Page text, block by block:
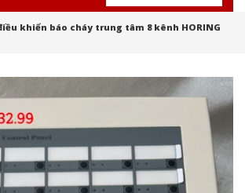
khiển báo cháy trung tâm 8 kênh HORING